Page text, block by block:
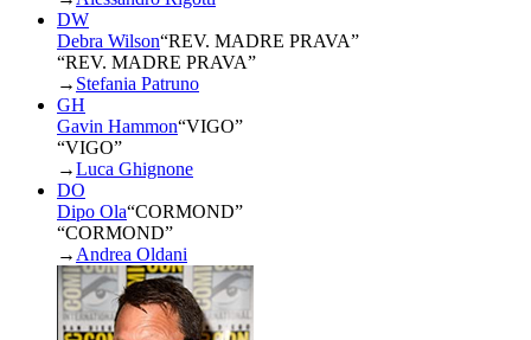
DW
Debra Wilson“REV. MADRE PRAVA”
“REV. MADRE PRAVA”
→ Stefania Patruno
GH
Gavin Hammon“VIGO”
“VIGO”
→Luca Ghignone
DO
Dipo Ola“CORMOND”
“CORMOND”
→ Andrea Oldani